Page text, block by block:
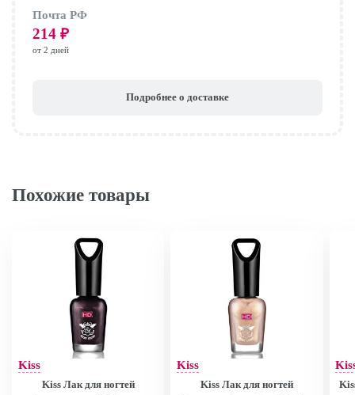
Почта РФ
214 ₽
от 2 дней
Подробнее о доставке
Похожие товары
Kiss
Kiss Лак для ногтей
Kiss
Kiss Лак для ногтей